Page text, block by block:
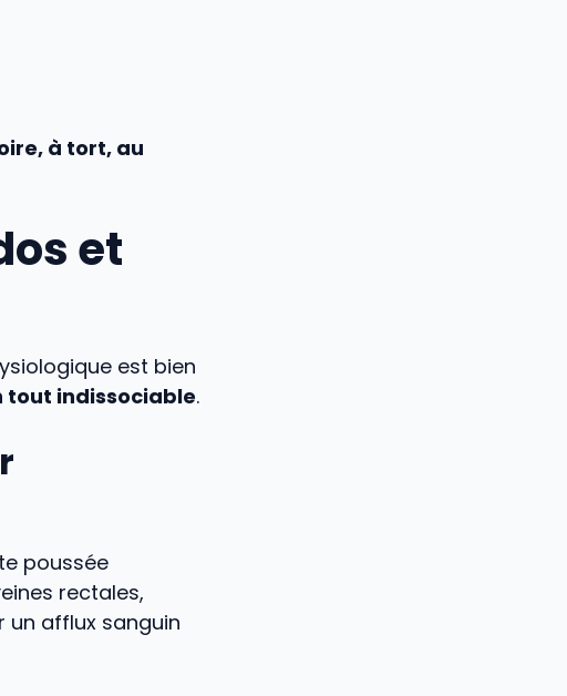
à tort, au
et
est bien
tout indissociable.
poussée
rectales,
un afflux sanguin